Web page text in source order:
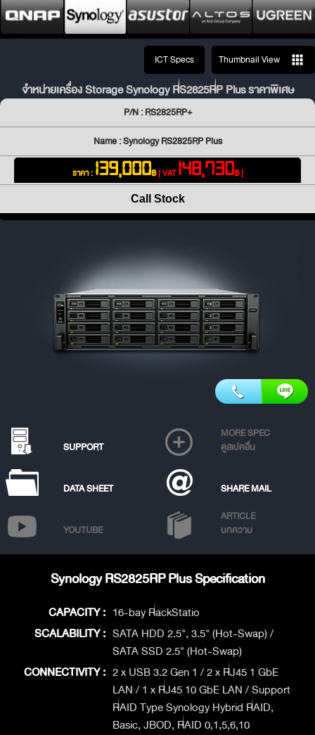
ICT Specs Thumbnail View
จำหน่ายเครื่อง Storage Synology RS2825RP Plus ราคาพิเศษ
P/N : RS2825RP+
Name : Synology RS2825RP Plus
ราคา : 139,000฿[ VAT148,730฿ ]
Call Stock
SUPPORT
MORE SPEC
ดูสเปคอื่น
DATA SHEET SHARE MAIL
YOUTUBE
ARTICLE
บทความ
Synology RS2825RP Plus Specification
CAPACITY : 16-bay RackStatio
SCALABILITY : SATA HDD 2.5", 3.5" (Hot-Swap) /
SATA SSD 2.5" (Hot-Swap)
CONNECTIVITY : 2 x USB 3.2 Gen 1 / 2 x RJ45 1 GbE
LAN / 1 x RJ45 10 GbE LAN / Support
RAID Type Synology Hybrid RAID,
Basic, JBOD, RAID 0,1,5,6,10